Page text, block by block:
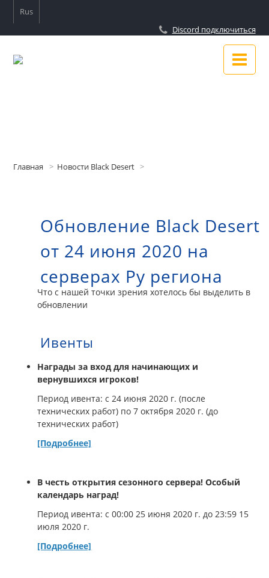
Rus
Discord подключиться
О сайте
Главная Новости Black Desert
Обновление Black Desert
от 24 июня 2020 на
серверах Ру региона
Что с нашей точки зрения хотелось бы выделить в
обновлении
Ивенты
Награды за вход для начинающих и
вернувшихся игроков!
Период ивента: с 24 июня 2020 г. (после
технических работ) по 7 октября 2020 г. (до
технических работ)
[Подробнее]
В честь открытия сезонного сервера! Особый
календарь наград!
Период ивента: с 00:00 25 июня 2020 г. до 23:59 15
июля 2020 г.
[Подробнее]